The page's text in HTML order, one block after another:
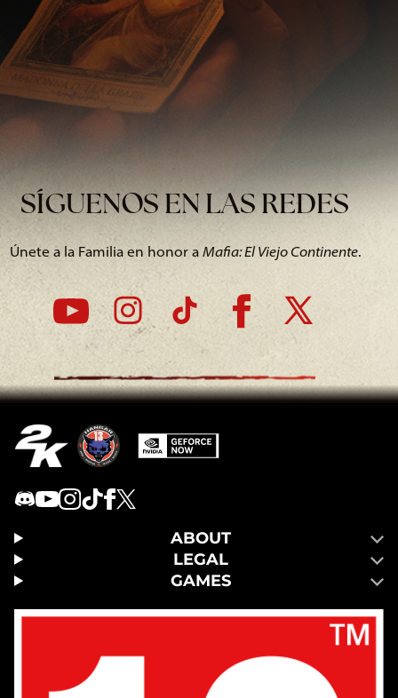
SÍGUENOS EN LAS REDES
Únete a la Familia en honor a Mafia: El Viejo Continente.
ABOUT
LEGAL
GAMES